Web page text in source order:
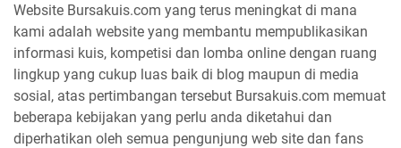
Website Bursakuis.com yang terus meningkat di mana
kami adalah website yang membantu mempublikasikan
informasi kuis, kompetisi dan lomba online dengan ruang
lingkup yang cukup luas baik di blog maupun di media
sosial, atas pertimbangan tersebut Bursakuis.com memuat
beberapa kebijakan yang perlu anda diketahui dan
diperhatikan oleh semua pengunjung web site dan fans